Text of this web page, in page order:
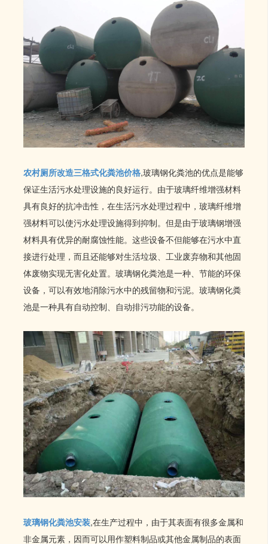
农村厕所改造三格式化粪池价格,玻璃钢化粪池的优点是能够
保证生活污水处理设施的良好运行。由于玻璃纤维增强材料
具有良好的抗冲击性，在生活污水处理过程中，玻璃纤维增
强材料可以使污水处理设施得到抑制。但是由于玻璃钢增强
材料具有优异的耐腐蚀性能。这些设备不但能够在污水中直
接进行处理，而且还能够对生活垃圾、工业废弃物和其他固
体废物实现无害化处置。玻璃钢化粪池是一种、节能的环保
设备，可以有效地消除污水中的残留物和污泥。玻璃钢化粪
池是一种具有自动控制、自动排污功能的设备。
玻璃钢化粪池安装,在生产过程中，由于其表面有很多金属和
非金属元素，因而可以用作塑料制品或其他金属制品的表面